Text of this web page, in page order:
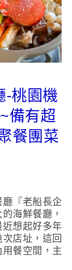
-桃園機
備有超
餐團菜
海鮮餐廳，
想起好多年
店址，這回
餐空間，主